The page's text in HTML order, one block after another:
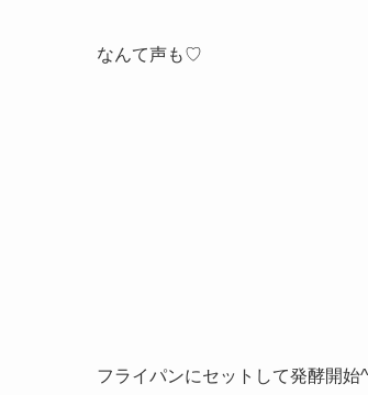
なんて声も♡
フライパンにセットして発酵開始